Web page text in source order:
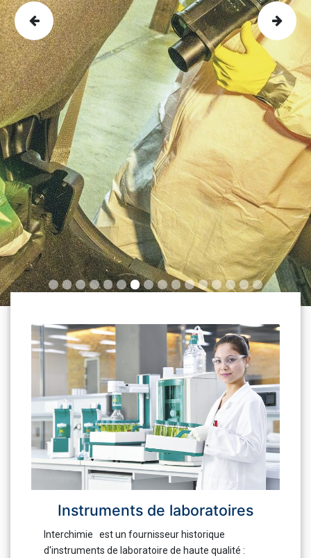
Previous
Instruments de laboratoires
Interchimie est un fournisseur historique
d'instruments de laboratoire de haute qualité :